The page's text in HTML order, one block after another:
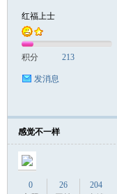
红福上士
积分 213
发消息
感觉不一样
0
26
204